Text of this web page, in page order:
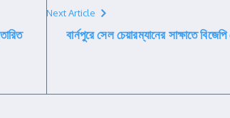
Next Article
বার্নপুরে সেল চেয়ারম্যানের সাক্ষাতে